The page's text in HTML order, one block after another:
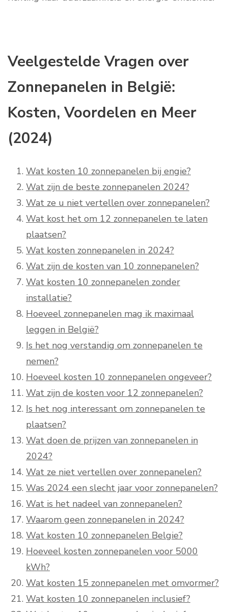
Veelgestelde Vragen over
Zonnepanelen in België:
Kosten, Voordelen en Meer
(2024)
Wat kosten 10 zonnepanelen bij engie?
Wat zijn de beste zonnepanelen 2024?
Wat ze u niet vertellen over zonnepanelen?
Wat kost het om 12 zonnepanelen te laten
plaatsen?
Wat kosten zonnepanelen in 2024?
Wat zijn de kosten van 10 zonnepanelen?
Wat kosten 10 zonnepanelen zonder
installatie?
Hoeveel zonnepanelen mag ik maximaal
leggen in België?
Is het nog verstandig om zonnepanelen te
nemen?
Hoeveel kosten 10 zonnepanelen ongeveer?
Wat zijn de kosten voor 12 zonnepanelen?
Is het nog interessant om zonnepanelen te
plaatsen?
Wat doen de prijzen van zonnepanelen in
2024?
Wat ze niet vertellen over zonnepanelen?
Was 2024 een slecht jaar voor zonnepanelen?
Wat is het nadeel van zonnepanelen?
Waarom geen zonnepanelen in 2024?
Wat kosten 10 zonnepanelen Belgie?
Hoeveel kosten zonnepanelen voor 5000
kWh?
Wat kosten 15 zonnepanelen met omvormer?
Wat kosten 10 zonnepanelen inclusief?